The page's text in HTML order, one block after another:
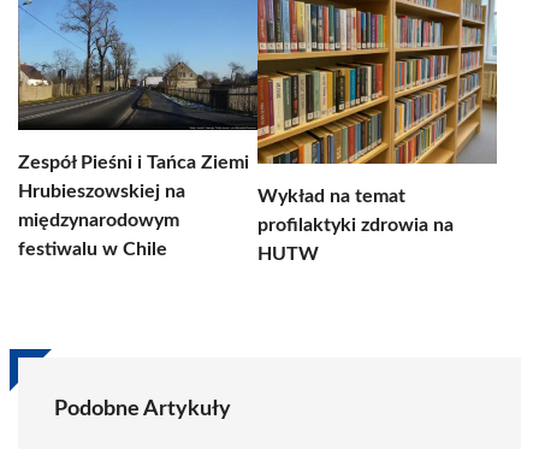
Zespół Pieśni i Tańca Ziemi
Hrubieszowskiej na
międzynarodowym
festiwalu w Chile
Wykład na temat
profilaktyki zdrowia na
HUTW
Podobne Artykuły